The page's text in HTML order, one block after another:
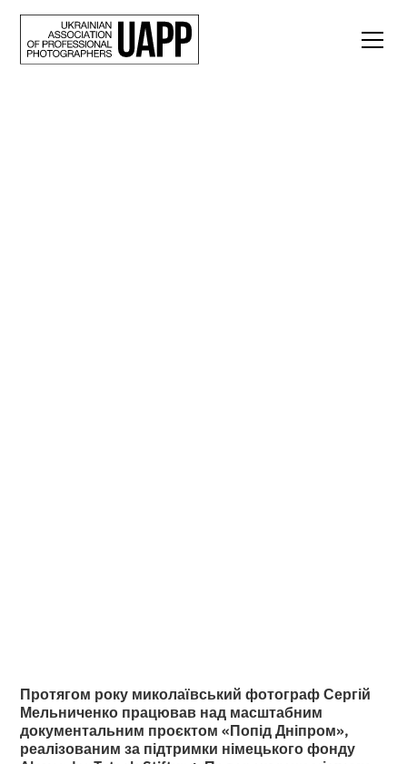
Протягом року миколаївський фотограф Сергій
Мельниченко працював над масштабним
документальним проєктом «Попід Дніпром»,
реалізованим за підтримки німецького фонду